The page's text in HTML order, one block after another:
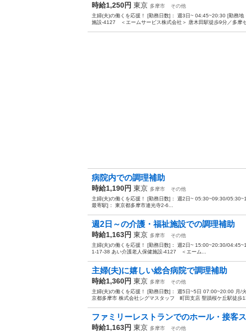
時給1,250円 東京 多摩市
その他
主婦(夫)の働くを応援！ [勤務日数]： 週3日~ 04:45~20:30 [勤務
施設-4127 ＜エームサービス株式会社＞ 唐木田駅徒歩9分／多摩セ
病院内での調理補助
時給1,190円 東京 多摩市
その他
主婦(夫)の働くを応援！ [勤務日数]： 週2日~ 05:30~09:30/
最寄駅]： 東京都多摩市連光寺2-6...
週2日～の介護・福祉施設での調理補助
時給1,163円 東京 多摩市
その他
主婦(夫)の働くを応援！ [勤務日数]： 週2日~ 15:00~20:30/
1-17-38 あい介護老人保健施設-4127 ＜エーム...
主婦(夫)に嬉しい総合病院で調理補助
時給1,360円 東京 多摩市
その他
主婦(夫)の働くを応援！ [勤務日数]： 週5日~5日 07:00~20:00 月/
京都多摩市 株式会社シグマスタッフ 町田支店 聖蹟桜ケ丘駅徒歩
ファミリーレストランでのホール・接客
時給1,163円 東京 多摩市
その他